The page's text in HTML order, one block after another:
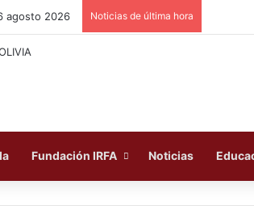
agosto 2026 Noticias de última hora
Fundación IRFA Noticias